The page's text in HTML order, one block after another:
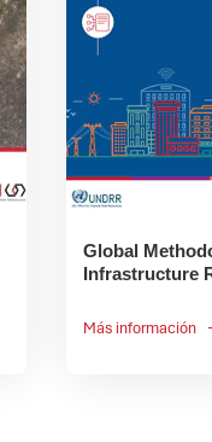
Global
Infrastructure
Más información